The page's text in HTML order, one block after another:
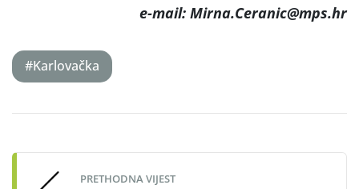
e-mail: Mirna.Ceranic@mps.hr
#Karlovačka
navigation
PRETHODNA VIJEST